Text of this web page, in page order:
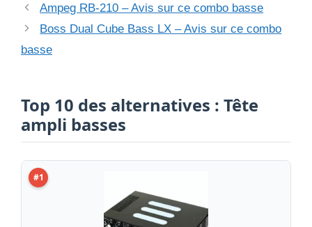
Ampeg RB-210 – Avis sur ce combo basse
Boss Dual Cube Bass LX – Avis sur ce combo
basse
Top 10 des alternatives : Tête
ampli basses
#1